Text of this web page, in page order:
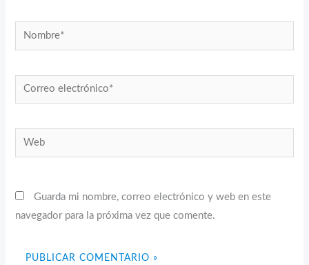
Nombre*
Correo
electrónico*
Web
Guarda mi nombre, correo electrónico y web en este
navegador para la próxima vez que comente.